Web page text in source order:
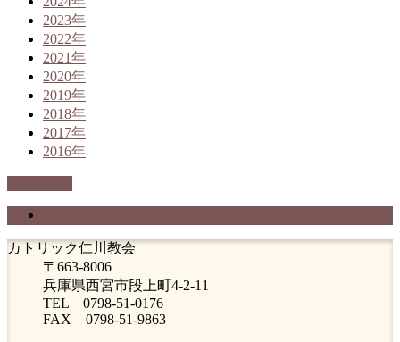
2023年
2022年
2021年
2020年
2019年
2018年
2017年
2016年
カトリック仁川教会
〒663-8006
兵庫県西宮市段上町4-2-11
TEL 0798-51-0176
FAX 0798-51-9863